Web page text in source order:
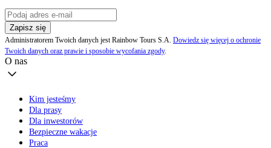
Zapisz się
Administratorem Twoich danych jest Rainbow Tours S.A. Dowiedz się więcej o ochronie
Twoich danych oraz prawie i sposobie wycofania zgody.
O nas
Kim jesteśmy
Dla prasy
Dla inwestorów
Bezpieczne wakacje
Praca